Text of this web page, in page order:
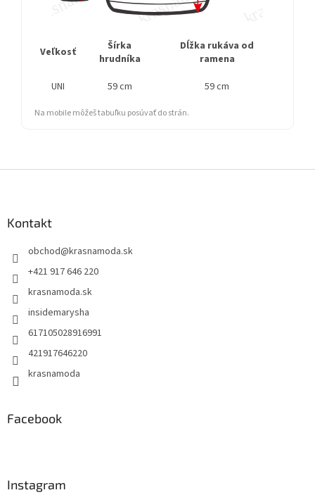
Veľkosť
Šírka
hrudníka
Dĺžka rukáva od
ramena
UNI 59 cm 59 cm
Na mobile môžeš tabuľku posúvať do strán.
Kontakt
obchod@krasnamoda.sk
+421 917 646 220
krasnamoda.sk
insidemarysha
617105028916991
421917646220
krasnamoda
Facebook
Instagram